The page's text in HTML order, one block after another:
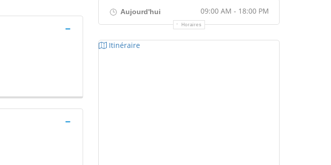
Aujourd'hui 09:00 AM - 18:00 PM
Horaires
Itinéraire